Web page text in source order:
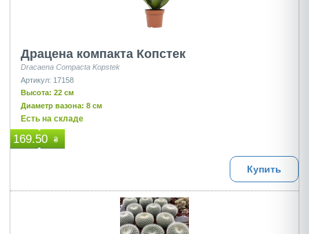
Драцена компакта Копстек
Dracaena Сompacta Kopstek
Артикул: 17158
Высота: 22 см
Диаметр вазона: 8 см
Есть на складе
169.50 ₴
Купить